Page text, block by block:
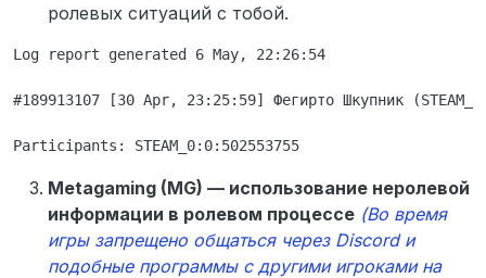
ролевых ситуаций с тобой.
Log report generated 6 May, 22:26:54
#189913107 [30 Apr, 23:25:59] Фегирто Шкупник
Metagaming (MG) — использование неролевой
информации в ролевом процессе (Во время
игры запрещено общаться через Discord и
подобные программы с другими игроками на